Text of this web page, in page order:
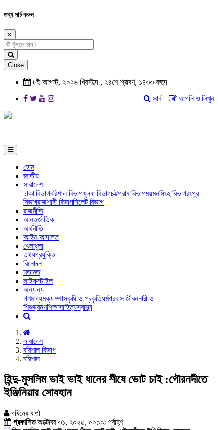
তথ্য সার্চ করুন
×
Close
৮ই আগস্ট, ২০২৬ খ্রিস্টাব্দ , ২৪শে শ্রাবণ, ১৪৩৩ বঙ্গাব্দ
আপনি ও লিখুন
সার্চ
হোম
জাতীয়
সারাদেশ
ঢাকা বিভাগবরিশাল বিভাগখুলনা বিভাগচট্টগ্রাম বিভাগময়মনসিংহ বিভাগরংপুর
বিভাগরাজশাহী বিভাগসিলেট বিভাগ
রাজনীতি
আন্তর্জাতিক
অর্থনীতি
আইন-আদালত
খেলাধুলা
তথ্যপ্রযুক্তি
বিনোদন
মতামত
লাইফস্টাইল
অন্যান্য
গণমাধ্যমক্যাম্পাসকৃষি ও প্রকৃতিধর্মপ্রবাস জীবননারী ও
শিশুভ্রমণশিক্ষাসাহিত্যস্বাস্থ্য
সারাদেশ
বরিশাল বিভাগ
বরিশাল
হিন্দু-মুসলিম ভাই ভাই ধানের শীষে ভোট চাই :গৌরনদীতে
ইঞ্জিনিয়ার সোবহান
দখিনের বার্তা
প্রকাশিতঅক্টোবর ৩১, ২০২৫, ০০:৩৩ পূর্বাহ্ণ